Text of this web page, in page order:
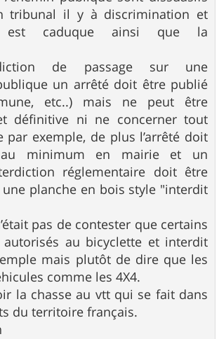
tribunal il y à discrimination et
est caduque ainsi que la
de passage sur une
un arrêté doit être publié
etc..) mais ne peut être
définitive ni ne concerner tout
par exemple, de plus l’arrêté doit
minimum en mairie et un
réglementaire doit être
planche en bois style "interdit
pas de contester que certains
au bicyclette et interdit
mais plutôt de dire que les
comme les 4X4.
la chasse au vtt qui se fait dans
du territoire français.